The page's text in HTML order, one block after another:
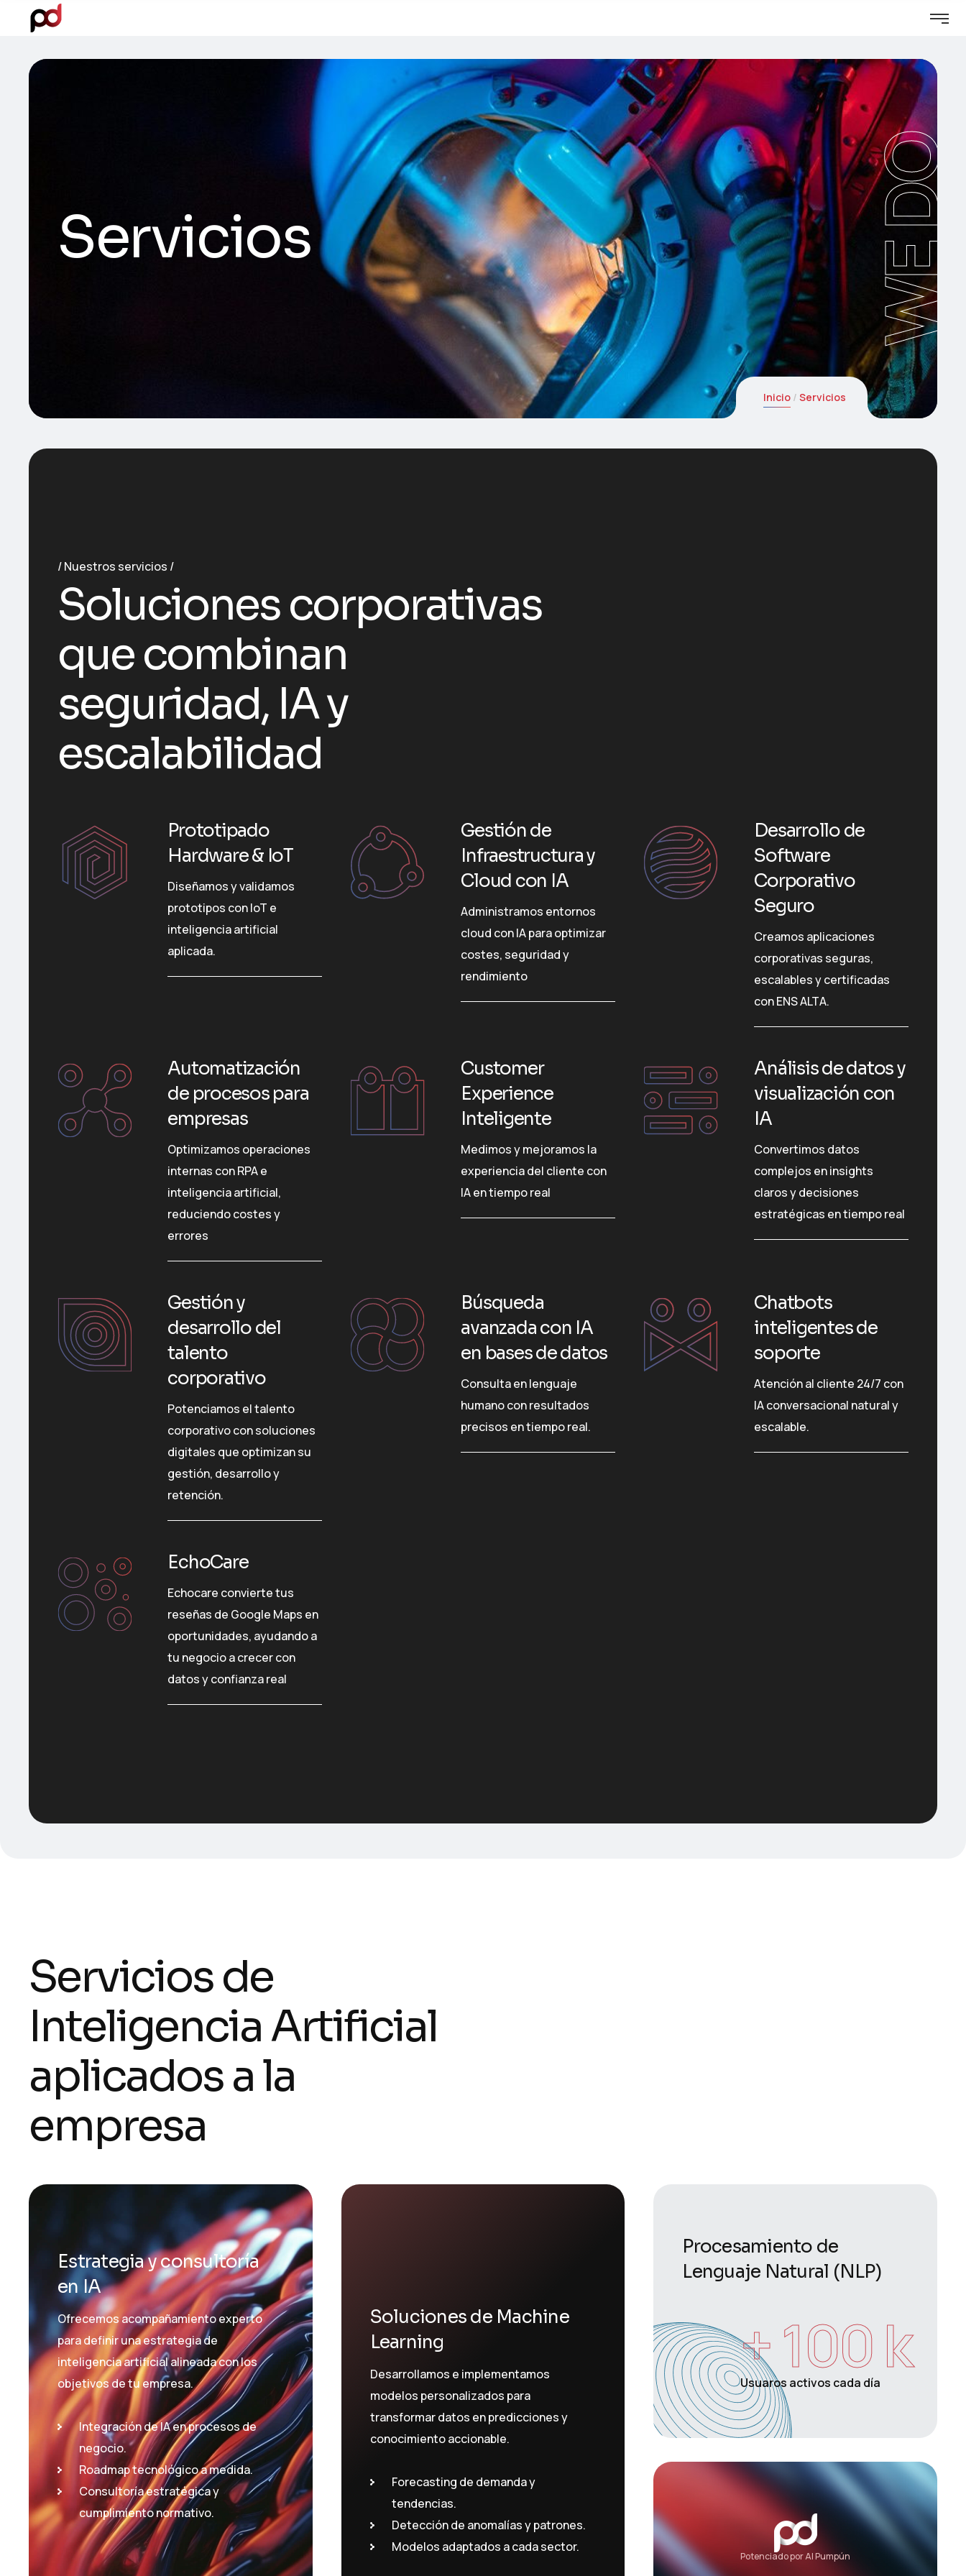
Servicios WE DO
Inicio Servicios
Nuestros servicios
Soluciones corporativas
que combinan
seguridad, IA y
escalabilidad
Prototipado
Hardware & IoT
Diseñamos y validamos
prototipos con IoT e
inteligencia artificial
aplicada.
Gestión de
Infraestructura y
Cloud con IA
Administramos entornos
cloud con IA para optimizar
costes, seguridad y
rendimiento
Desarrollo de
Software
Corporativo
Seguro
Creamos aplicaciones
corporativas seguras,
escalables y certificadas
con ENS ALTA.
Automatización
de procesos para
empresas
Optimizamos operaciones
internas con RPA e
inteligencia artificial,
reduciendo costes y
errores
Customer
Experience
Inteligente
Medimos y mejoramos la
experiencia del cliente con
IA en tiempo real
Análisis de datos y
visualización con
IA
Convertimos datos
complejos en insights
claros y decisiones
estratégicas en tiempo real
Gestión y
desarrollo del
talento
corporativo
Potenciamos el talento
corporativo con soluciones
digitales que optimizan su
gestión, desarrollo y
retención.
Búsqueda
avanzada con IA
en bases de datos
Consulta en lenguaje
humano con resultados
precisos en tiempo real.
Chatbots
inteligentes de
soporte
Atención al cliente 24/7 con
IA conversacional natural y
escalable.
EchoCare
Echocare convierte tus
reseñas de Google Maps en
oportunidades, ayudando a
tu negocio a crecer con
datos y confianza real
Serviciosde
InteligenciaArtificial
aplicadosala
empresa
Estrategia y consultoría
en IA
Ofrecemos acompañamiento experto
para definir una estrategia de
inteligencia artificial alineada con los
objetivos de tu empresa.
Integración de IA en procesos de
negocio.
Roadmap tecnológico a medida.
Consultoría estratégica y
cumplimiento normativo.
Soluciones de Machine
Learning
Desarrollamos e implementamos
modelos personalizados para
transformar datos en predicciones y
conocimiento accionable.
Forecasting de demanda y
tendencias.
Detección de anomalías y patrones.
Modelos adaptados a cada sector.
Procesamiento de
Lenguaje Natural (NLP)
Usuaros activos cada día
+ 100 k
Potenciado por AI Pumpún